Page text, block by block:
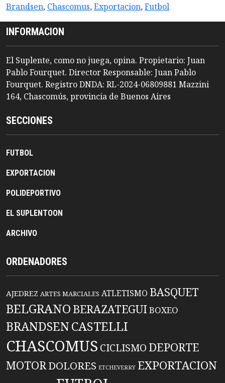
Brandsen, Chascomus,Exportacion,Futbol
INFORMACION
El Suplente, como no juega, opina. Propietario: Juan
Pablo Fourquet. Director Responsable: Juan Pablo
Fourquet. Registro DNDA: RL-2024-06809881 Mazzini
164, Chascomús, provincia de Buenos Aires
SECCIONES
FUTBOL
EXPORTACION
POLIDEPORTIVO
EL SUPLENTOON
ARCHIVO
ORDENADORES
AJEDREZ ARTES MARCIALES ATLETISMO BASQUET
BELGRANO BERAZATEGUIBOXEO
BRANDSENCASTELLI
CHASCOMUS CICLISMO DEPORTE
MOTORDOLORES ETCHEVERRY EXPORTACION